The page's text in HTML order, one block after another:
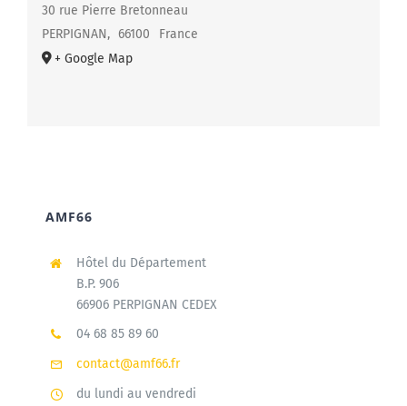
30 rue Pierre Bretonneau
PERPIGNAN, 66100
France
+ Google Map
AMF66
Hôtel du Département
B.P. 906
66906 PERPIGNAN CEDEX
04 68 85 89 60
contact@amf66.fr
du lundi au vendredi